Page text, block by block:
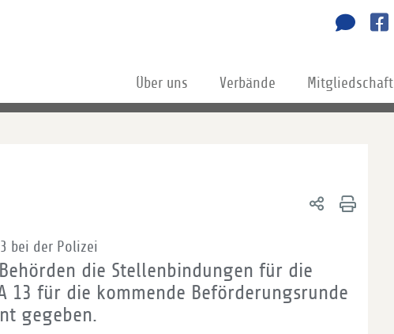
Über uns Verbände Mitgliedschaft
bei der Polizei
die Stellenbindungen für die
13 für die kommende Beförderungsrunde
gegeben.